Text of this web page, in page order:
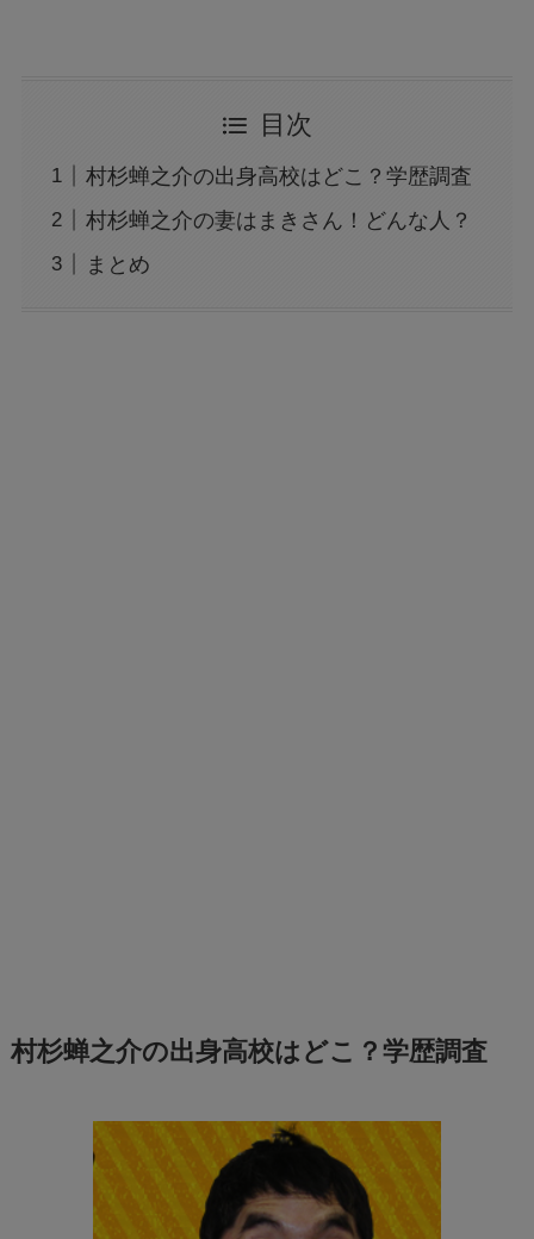
目次
村杉蝉之介の出身高校はどこ？学歴調査
村杉蝉之介の妻はまきさん！どんな人？
まとめ
村杉蝉之介の出身高校はどこ？学歴調査